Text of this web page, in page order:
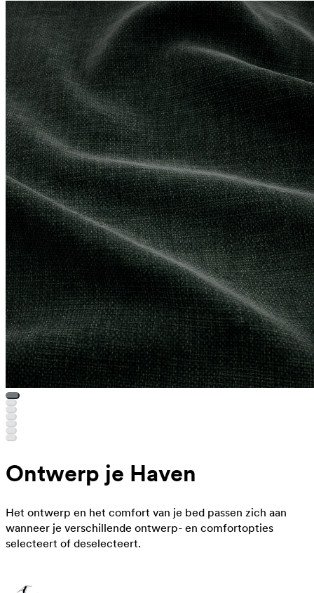
Ontwerp je Haven
Het ontwerp en het comfort van je bed passen zich aan
wanneer je verschillende ontwerp- en comfortopties
selecteert of deselecteert.